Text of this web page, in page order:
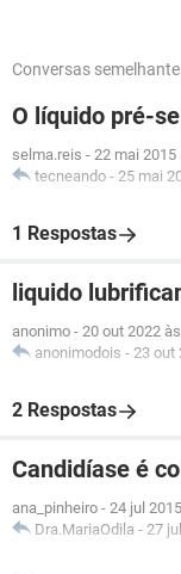
Conversas
O líquido pré-
selma.reis - 22 mai 2015
tecneando - 25 mai
1 Respostas
liquido
anonimo - 20 out 2022
anonimodois - 23 out
2 Respostas
Candidíase é
ana_pinheiro - 24 jul
Dra.MariaOdila - 27